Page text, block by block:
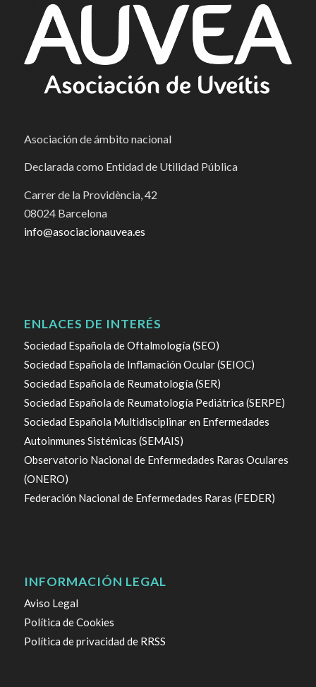
Asociación de ámbito nacional
Declarada como Entidad de Utilidad Pública
Carrer de la Providència, 42
08024 Barcelona
info@asociacionauvea.es
ENLACES DE INTERÉS
Sociedad Española de Oftalmología (SEO)
Sociedad Española de Inflamación Ocular (SEIOC)
Sociedad Española de Reumatología (SER)
Sociedad Española de Reumatología Pediátrica (SERPE)
Sociedad Española Multidisciplinar en Enfermedades
Autoinmunes Sistémicas (SEMAIS)
Observatorio Nacional de Enfermedades Raras Oculares
(ONERO)
Federación Nacional de Enfermedades Raras (FEDER)
INFORMACIÓN LEGAL
Aviso Legal
Política de Cookies
Política de privacidad de RRSS